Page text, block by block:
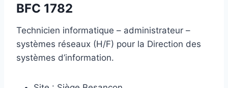
BFC 1782
Technicien informatique – administrateur –
systèmes réseaux (H/F) pour la Direction des
systèmes d’information.